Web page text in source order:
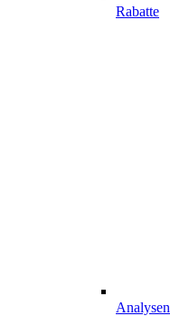
Rabatte
Analysen